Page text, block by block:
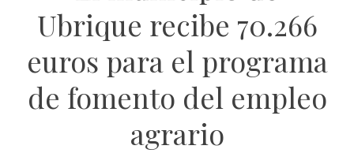
Ubrique recibe 70.266
euros para el programa
de fomento del empleo
agrario